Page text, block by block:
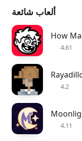
ألعاب شائعة
How
4.61
4.2
4.11